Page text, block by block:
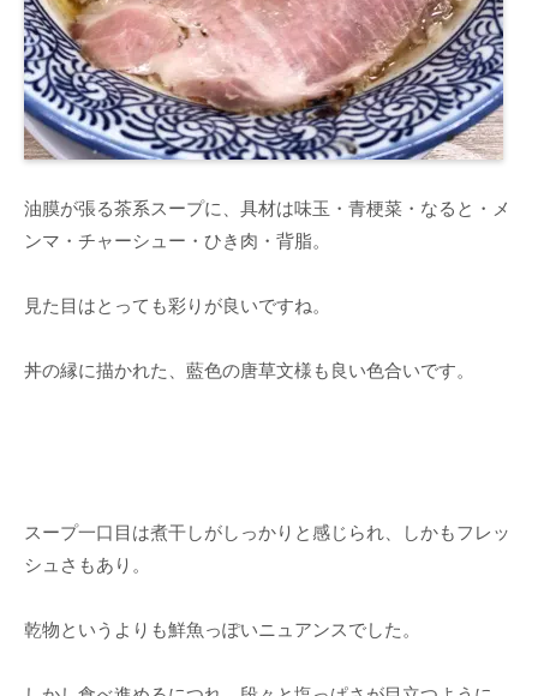
油膜が張る茶系スープに、具材は味玉・青梗菜・なると・メ
ンマ・チャーシュー・ひき肉・背脂。
見た目はとっても彩りが良いですね。
丼の縁に描かれた、藍色の唐草文様も良い色合いです。
スープ一口目は煮干しがしっかりと感じられ、しかもフレッ
シュさもあり。
乾物というよりも鮮魚っぽいニュアンスでした。